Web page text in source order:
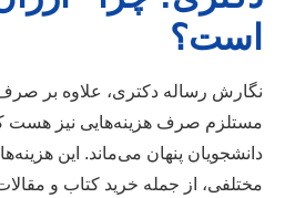
است؟
نگارش رساله دکتری، علاوه بر
مستلزم صرف هزینه‌هایی نیز هست
دانشجویان پنهان می‌ماند. این
مختلفی، از جمله خرید کتاب و